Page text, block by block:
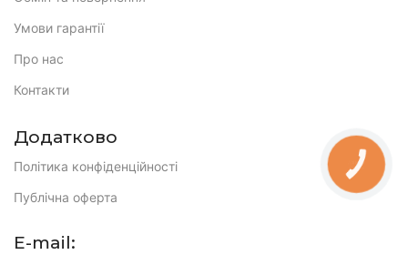
Умови гарантії
Про нас
Контакти
Додатково
Політика конфіденційності
Публічна оферта
E-mail:
КНОПКА
ЗВ'ЯЗКУ